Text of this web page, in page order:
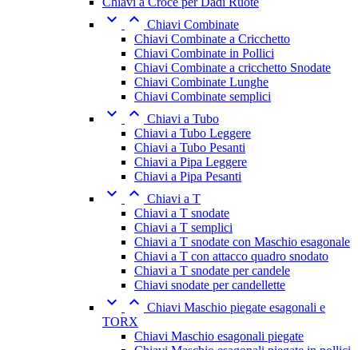
  Chiavi Combinate
Chiavi Combinate a Cricchetto
Chiavi Combinate in Pollici
Chiavi Combinate a cricchetto Snodate
Chiavi Combinate Lunghe
Chiavi Combinate semplici
  Chiavi a Tubo
Chiavi a Tubo Leggere
Chiavi a Tubo Pesanti
Chiavi a Pipa Leggere
Chiavi a Pipa Pesanti
  Chiavi a T
Chiavi a T snodate
Chiavi a T semplici
Chiavi a T snodate con Maschio esagonale
Chiavi a T con attacco quadro snodato
Chiavi a T snodate per candele
Chiavi snodate per candellette
  Chiavi Maschio piegate esagonali e
TORX
Chiavi Maschio esagonali piegate